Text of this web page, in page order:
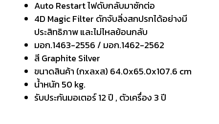
Auto Restart ไฟดับกลับมาซักต่อ
4D Magic Filter ดักจับสิ่งสกปรกได้อย่างมี
ประสิทธิภาพ และไม่ไหลย้อนกลับ
มอก.1463-2556 / มอก.1462-2562
สี Graphite Silver
ขนาดสินค้า (กxลxส) 64.0x65.0x107.6 cm
น้ำหนัก 50 kg.
รับประกันมอเตอร์ 12 ปี , ตัวเครื่อง 3 ปี